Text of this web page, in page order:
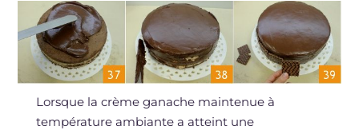
Lorsque la crème ganache maintenue à
température ambiante a atteint une